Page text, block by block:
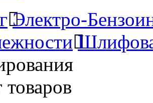
Электро-
товаров